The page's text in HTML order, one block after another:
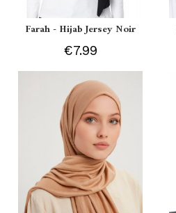
Farah - Hijab Jersey Noir
€7.99